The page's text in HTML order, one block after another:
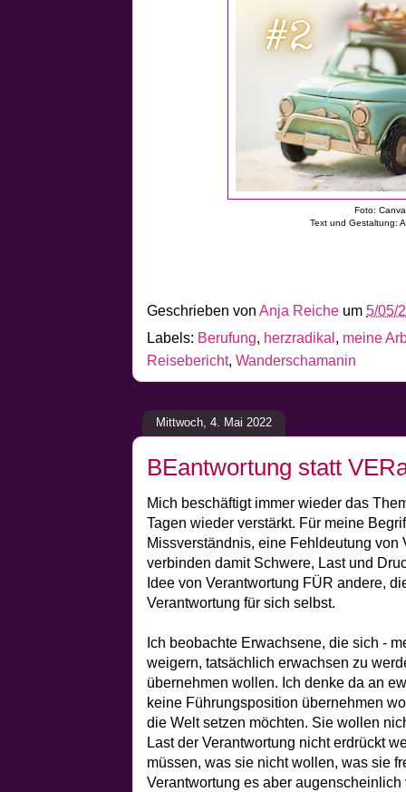
Foto: Canva
Text und Gestaltung:
Geschrieben von Anja Reiche um 5/05/
Labels: Berufung, herzradikal , meine
Reisebericht, Wanderschamanin
Mittwoch, 4. Mai 2022
BEantwortung statt
Mich beschäftigt immer wieder das
Tagen wieder verstärkt. Für meine
Missverständnis, eine Fehldeutung von
verbinden damit Schwere, Last und
Idee von Verantwortung FÜR andere,
Verantwortung für sich selbst.
Ich beobachte Erwachsene, die sich -
weigern, tatsächlich erwachsen zu
übernehmen wollen. Ich denke da an
keine Führungsposition übernehmen
die Welt setzen möchten. Sie wollen
Last der Verantwortung nicht erdrückt
müssen, was sie nicht wollen, was sie
Verantwortung es aber